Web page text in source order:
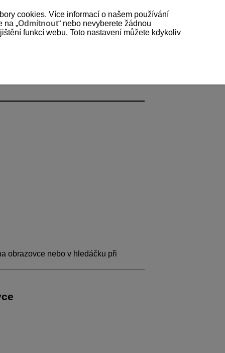
obrazovce nebo v hledáčku při
cookies. Více informací o našem používání
na „Odmítnout“ nebo nevyberete žádnou
funkcí webu. Toto nastavení můžete kdykoliv